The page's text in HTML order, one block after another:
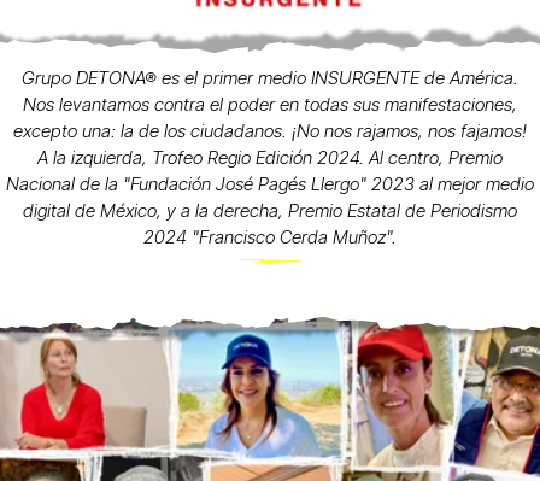
Grupo DETONA® es el primer medio INSURGENTE de América.
Nos levantamos contra el poder en todas sus manifestaciones,
excepto una: la de los ciudadanos. ¡No nos rajamos, nos fajamos!
A la izquierda, Trofeo Regio Edición 2024. Al centro, Premio
Nacional de la "Fundación José Pagés Llergo" 2023 al mejor medio
digital de México, y a la derecha, Premio Estatal de Periodismo
2024 "Francisco Cerda Muñoz".